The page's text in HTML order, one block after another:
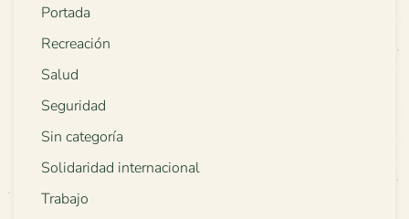
Portada
Recreación
Salud
Seguridad
Sin categoría
Solidaridad internacional
Trabajo